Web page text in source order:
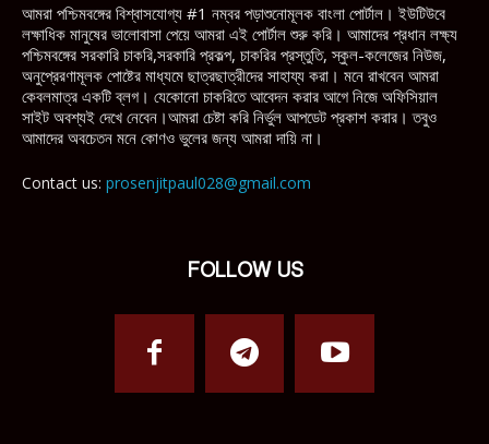
আমরা পশ্চিমবঙ্গের বিশ্বাসযোগ্য #1 নম্বর পড়াশুনোমূলক বাংলা পোর্টাল। ইউটিউবে
লক্ষাধিক মানুষের ভালোবাসা পেয়ে আমরা এই পোর্টাল শুরু করি। আমাদের প্রধান লক্ষ্য
পশ্চিমবঙ্গের সরকারি চাকরি,সরকারি প্রকল্প, চাকরির প্রস্তুতি, স্কুল-কলেজের নিউজ,
অনুপ্রেরণামূলক পোষ্টের মাধ্যমে ছাত্রছাত্রীদের সাহায্য করা। মনে রাখবেন আমরা
কেবলমাত্র একটি ব্লগ। যেকোনো চাকরিতে আবেদন করার আগে নিজে অফিসিয়াল
সাইট অবশ্যই দেখে নেবেন।আমরা চেষ্টা করি নির্ভুল আপডেট প্রকাশ করার। তবুও
আমাদের অবচেতন মনে কোণও ভুলের জন্য আমরা দায়ি না।
Contact us: prosenjitpaul028@gmail.com
FOLLOW US